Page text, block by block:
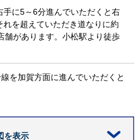
手に5～6分進んでいただくと右
を超えていただき道なりに約
舗があります。小松駅より徒歩
を加賀方面に進んでいただくと
を表示